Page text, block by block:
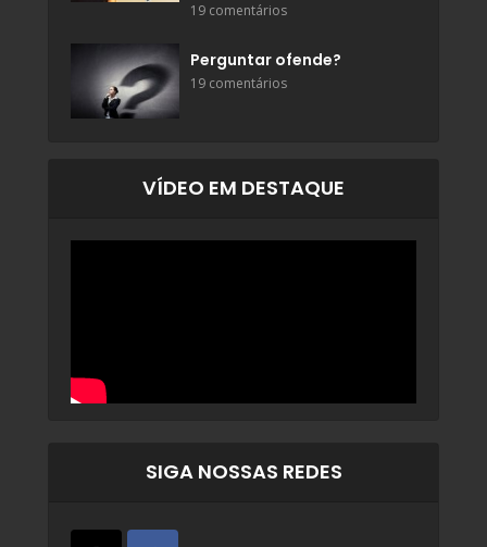
19 comentários
Perguntar ofende?
19 comentários
VÍDEO EM DESTAQUE
SIGA NOSSAS REDES